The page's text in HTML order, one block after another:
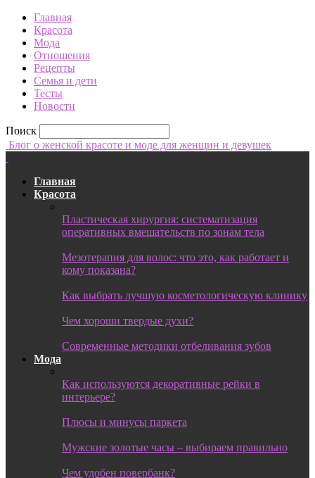
Главная
Красота
Мода
Отношения
Рецепты
Семья и дети
Тесты
Новости
Поиск
Блог о женской красоте и моде для женщин и девушек
Главная
Красота
Пластическая хирургия: систематизация
оперативных вмешательств по зонам тела
Мезотерапия для волос: что это, как работает и
кому показана?
Как выбрать лучшую косметологическую клинику
Чем хороши твердые духи?
Современные методики отбеливания зубов
Мода
Как используются декоративные рейки в
интерьере?
Плюсы и минусы паркета
Мужские золотые часы – выбираем правильно
Чем удобен повербанк?